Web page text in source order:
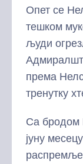
Опет се
тешком
људи
према
тренутку
Са бродом
јуну